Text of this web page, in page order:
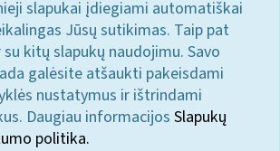
slapukai įdiegiami automatiškai
Jūsų sutikimas. Taip pat
kitų slapukų naudojimu. Savo
galėsite atšaukti pakeisdami
nustatymus ir ištrindami
Daugiau informacijos Slapukų
politika.